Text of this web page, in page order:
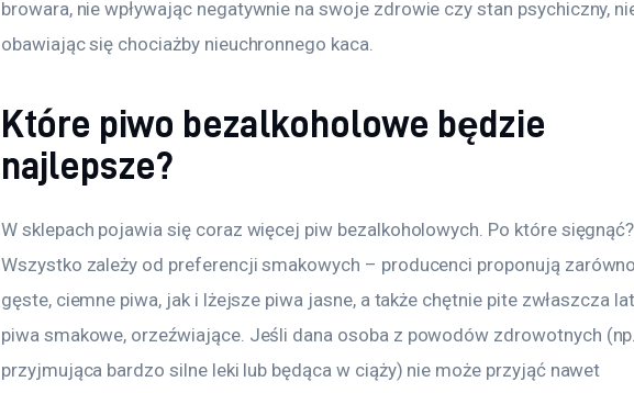
browara, nie wpływając negatywnie na swoje zdrowie czy stan psychiczny,
obawiając się chociażby nieuchronnego kaca.
Które piwo bezalkoholowe będzie
najlepsze?
W sklepach pojawia się coraz więcej piw bezalkoholowych. Po które sięgnąć?
Wszystko zależy od preferencji smakowych – producenci proponują zarówno
gęste, ciemne piwa, jak i lżejsze piwa jasne, a także chętnie pite zwłaszcza
piwa smakowe, orzeźwiające. Jeśli dana osoba z powodów zdrowotnych (np.
przyjmująca bardzo silne leki lub będąca w ciąży) nie może przyjąć nawet